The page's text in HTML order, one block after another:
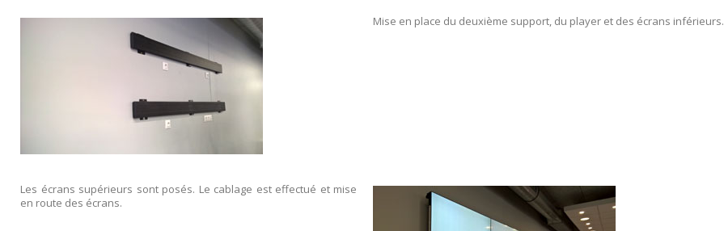
Mise en place du deuxième support, du player et des écrans inférieurs.
Les écrans supérieurs sont posés. Le cablage est effectué et mise
en route des écrans.